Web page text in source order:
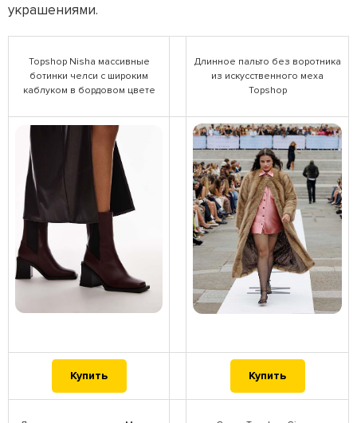
украшениями.
Topshop Nisha массивные
ботинки челси с широким
каблуком в бордовом цвете
Длинное пальто без воротника
из искусственного меха
Topshop
Купить Купить